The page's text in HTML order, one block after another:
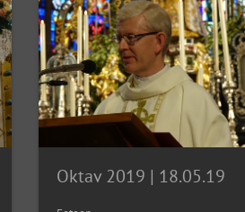
Oktav 2019 | 18.05.19